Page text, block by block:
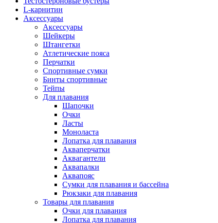
L-карнитин
Аксессуары
Аксессуары
Шейкеры
Штангетки
Атлетические пояса
Перчатки
Спортивные сумки
Бинты спортивные
Тейпы
Для плавания
Шапочки
Очки
Ласты
Моноласта
Лопатка для плавания
Акваперчатки
Аквагантели
Аквапалки
Аквапояс
Сумки для плавания и бассейна
Рюкзаки для плавания
Товары для плавания
Очки для плавания
Лопатка для плавания